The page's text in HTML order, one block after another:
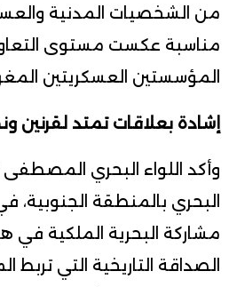
من الشخصيات المدنية
مناسبة عكست مستوى
المؤسستين العسكريتين
إشادة بعلاقات تمتد لقرنين
وأكد اللواء البحري المصطفى
البحري بالمنطقة الجنوبية،
مشاركة البحرية الملكية في
الصداقة التاريخية التي تربط